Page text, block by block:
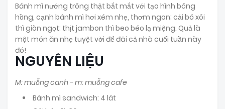
Bánh mì nướng trông thật bắt mắt với tạo hình bông
hồng, cạnh bánh mì hơi xém nhẹ, thơm ngon; cải bó xôi
thì giòn ngọt; thịt jambon thì beo béo lạ miệng. Quả là
một món ăn nhẹ tuyệt vời để đãi cả nhà cuối tuần này
đó!
NGUYÊN LIỆU
M: muỗng canh - m: muỗng cafe
Bánh mì sandwich: 4 lát